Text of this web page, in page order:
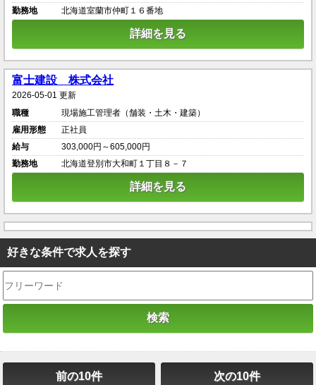
勤務地
北海道室蘭市仲町１６番地
詳細を見る
富士建設 株式会社
2026-05-01 更新
職種
現場施工管理者（舗装・土木・建築）
雇用形態
正社員
給与
303,000円～605,000円
勤務地
北海道登別市大和町１丁目８－７
詳細を見る
好きな条件で求人を探す
前の10件 次の10件